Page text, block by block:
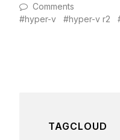
hyper-v hyper-v r2
Comments
TAGCLOUD